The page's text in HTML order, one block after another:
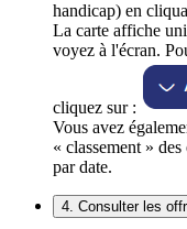
handicap) en
La carte affiche
voyez à l'écran.
cliquez sur :
Vous avez
« classement »
par date.
4. Consulter les